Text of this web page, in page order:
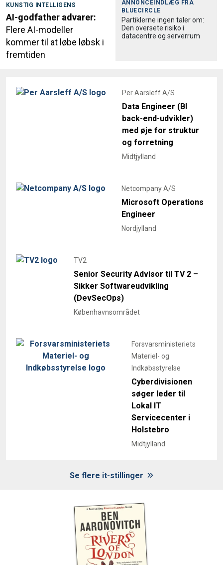
KUNSTIG INTELLIGENS
AI-godfather advarer:
Flere AI-modeller
kommer til at løbe løbsk i
fremtiden
ANNONCEINDLÆG FRA
BLUECIRCLE
Partiklerne ingen taler om:
Den oversete risiko i
datacentre og serverrum
Per Aarsleff A/S
Data Engineer (BI
back-end-udvikler)
med øje for struktur
og forretning
Midtjylland
Netcompany A/S
Microsoft Operations
Engineer
Nordjylland
TV2
Senior Security Advisor til TV 2 –
Sikker Softwareudvikling
(DevSecOps)
Københavnsområdet
Forsvarsministeriets
Materiel- og
Indkøbsstyrelse
Cyberdivisionen
søger leder til
Lokal IT
Servicecenter i
Holstebro
Midtjylland
Se flere it-stillinger